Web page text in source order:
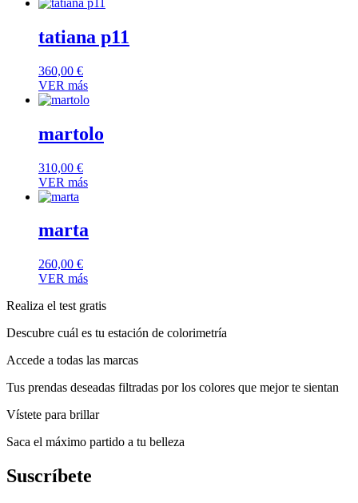
tatiana p11
360,00 €
VER más
martolo
310,00 €
VER más
marta
260,00 €
VER más
Realiza el test gratis
Descubre cuál es tu estación de colorimetría
Accede a todas las marcas
Tus prendas deseadas filtradas por los colores que mejor te sientan
Vístete para brillar
Saca el máximo partido a tu belleza
Suscríbete